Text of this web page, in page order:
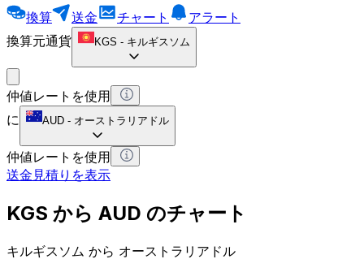
換算 送金 チャート
アラート
換算元通貨
KGS - キルギスソム
仲値レートを使用
に
AUD - オーストラリアドル
仲値レートを使用
送金見積りを表示
KGS から AUD のチャート
キルギスソム から オーストラリアドル